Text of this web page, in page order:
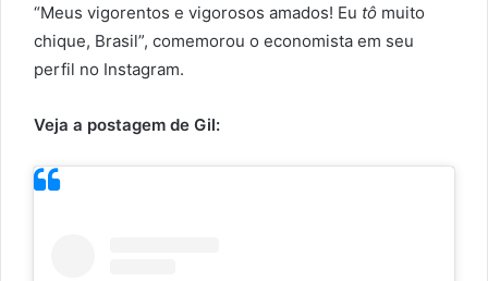
“Meus vigorentos e vigorosos amados! Eu tô muito
chique, Brasil”, comemorou o economista em seu
perfil no Instagram.
Veja a postagem de Gil: